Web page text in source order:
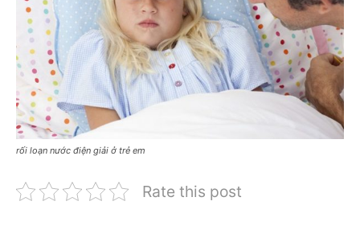
rối loạn nước điện giải ở trẻ em
Rate this post